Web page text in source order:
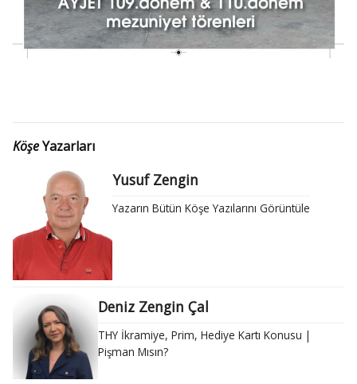
KöşeYazarları
Yusuf Zengin
Yazarın Bütün Köşe Yazılarını Görüntüle
Deniz Zengin Çal
THY İkramiye, Prim, Hediye Kartı Konusu |
Pişman Mısın?